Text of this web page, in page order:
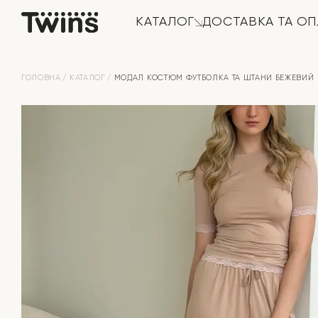
КАТАЛОГ ДОСТАВКА ТА
ГОЛОВНА КАТАЛОГ МОДАЛ КОСТЮМ ФУТБОЛКА ТА ШТАНИ БЕЖЕВИЙ